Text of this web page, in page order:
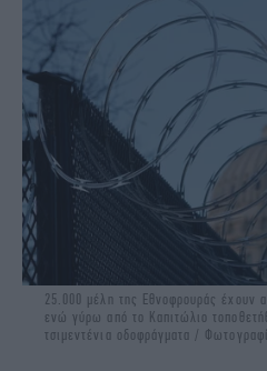
25.000 μέλη της Εθνοφρουράς έχουν
ενώ γύρω από το Καπιτώλιο
τσιμεντένια οδοφράγματα /